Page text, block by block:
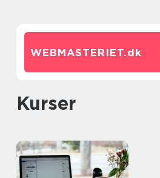
WEBMASTERIET.dk
Kurser